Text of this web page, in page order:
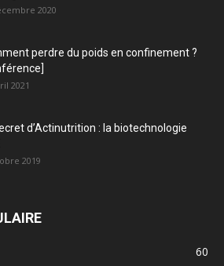
2020
perdre du poids en confinement ?
2021
d’Actinutrition : la biotechnologie
2019
60